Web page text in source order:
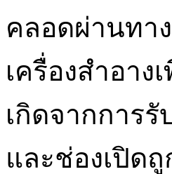
คลอดผ่านทา
เครื่องสำอา
เกิดจากการ
และช่องเปิด